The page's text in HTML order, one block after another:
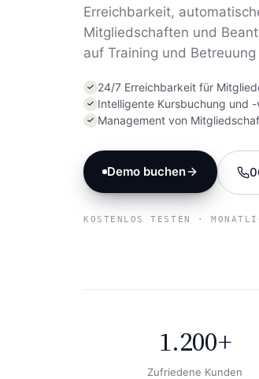
Erreichbarkeit,
Mitgliedschaften und
auf Training und
24/7 Erreichbarkeit für
Intelligente Kursbuchung und
Management von
Demo buchen
KOSTENLOS TESTEN ·
1.200+
Zufriedene Kunden